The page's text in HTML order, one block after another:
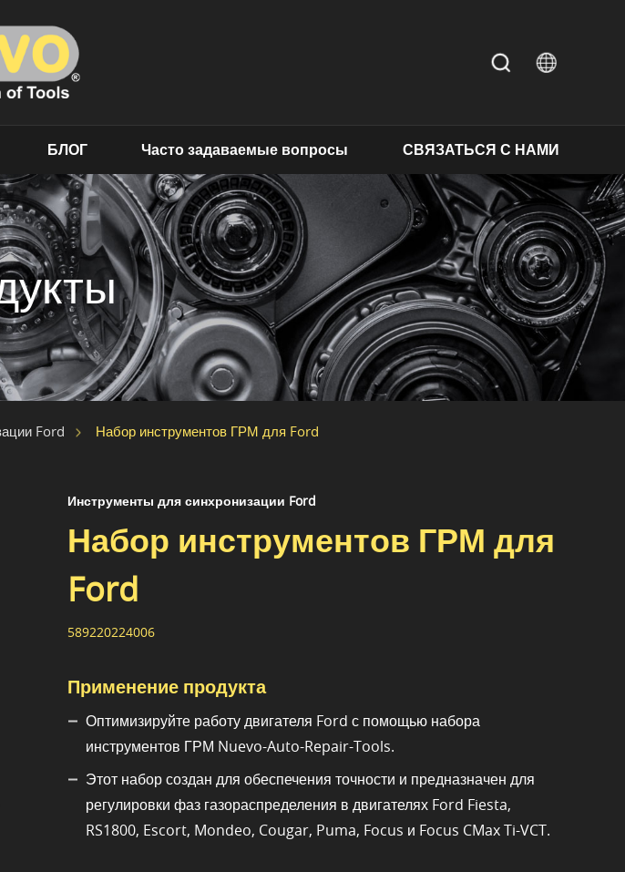
БЛОГ Часто задаваемые вопросы СВЯЗАТЬСЯ С НАМИ
Ford Набор инструментов ГРМ для Ford
Инструменты для синхронизации Ford
Набор инструментов ГРМ для
Ford
589220224006
Применение продукта
Оптимизируйте работу двигателя Ford с помощью набора
инструментов ГРМ Nuevo-Auto-Repair-Tools.
Этот набор создан для обеспечения точности и предназначен для
регулировки фаз газораспределения в двигателях Ford Fiesta,
RS1800, Escort, Mondeo, Cougar, Puma, Focus и Focus CMax Ti-VCT.